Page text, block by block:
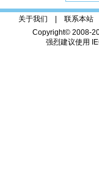
关于我们 | 联系本站
Copyright© 2008-
强烈建议使用